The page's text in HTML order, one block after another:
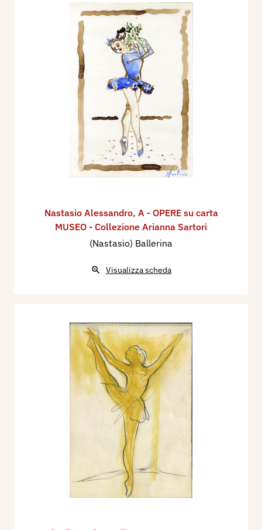
Nastasio Alessandro, A - OPERE su carta
MUSEO - Collezione Arianna Sartori
(Nastasio) Ballerina
Visualizza scheda